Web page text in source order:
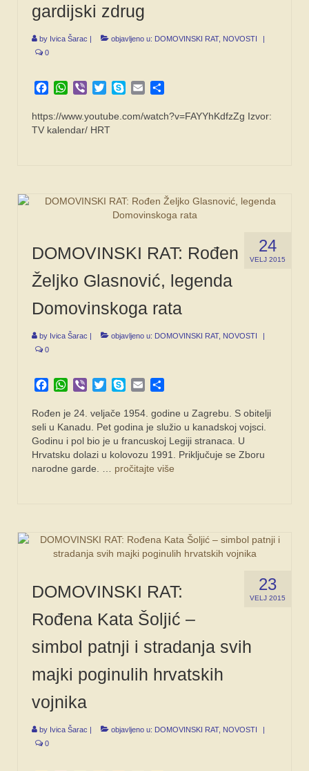
gardijski zdrug
by Ivica Šarac | objavljeno u: DOMOVINSKI RAT, NOVOSTI
|
0
Facebook
WhatsApp
Viber TwitterSkypeEmail
https://www.youtube.com/watch?v=FAYYhKdfzZg Izvor:
TV kalendar/ HRT
24
VELJ 2015
DOMOVINSKI RAT: Rođen
Željko Glasnović, legenda
Domovinskoga rata
by Ivica Šarac | objavljeno u: DOMOVINSKI RAT, NOVOSTI
|
0
Facebook
WhatsApp
Viber TwitterSkypeEmail
Rođen je 24. veljače 1954. godine u Zagrebu. S obitelji
seli u Kanadu. Pet godina je služio u kanadskoj vojsci.
Godinu i pol bio je u francuskoj Legiji stranaca. U
Hrvatsku dolazi u kolovozu 1991. Priključuje se Zboru
narodne garde. … pročitajte više
23
VELJ 2015
DOMOVINSKI RAT:
Rođena Kata Šoljić –
simbol patnji i stradanja svih
majki poginulih hrvatskih
vojnika
by Ivica Šarac | objavljeno u: DOMOVINSKI RAT, NOVOSTI
|
0